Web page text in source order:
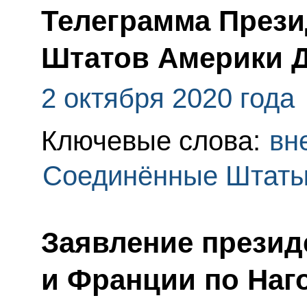
Телеграмма
Штатов Америки
2 октября 2020 года
Ключевые слова:
Соединённые
Заявление
и Франции по